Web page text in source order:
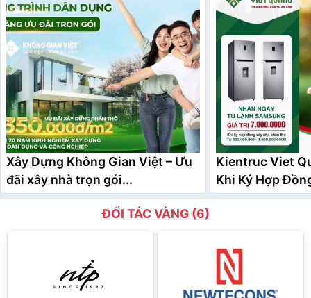
Xây Dựng Không Gian Việt – Ưu
đãi xây nhà trọn gói...
Kientruc Viet
Khi Ký Hợp
ĐỐI TÁC VÀNG (6)